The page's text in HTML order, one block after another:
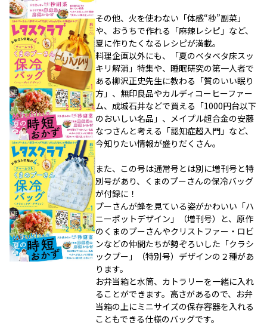
その他、火を使わない「体感“秒”副菜」
や、おうちで作れる「麻辣レシピ」など、
夏に作りたくなるレシピが満載。
料理企画以外にも、「夏のベタベタ床スッ
キリ解消」特集や、睡眠研究の第一人者で
ある柳沢正史先生に教わる「質のいい眠り
方」、無印良品やカルディコーヒーファー
ム、成城石井などで買える「1000円台以下
のおいしい名品」、メイプル超合金の安藤
なつさんと考える「認知症超入門」など、
今知りたい情報が盛りだくさん。
また、この号は通常号とは別に増刊号と特
別号があり、くまのプーさんの保冷バッグ
が付録に！
プーさんが蜂を見ている姿がかわいい「ハ
ニーポットデザイン」（増刊号）と、原作
のくまのプーさんやクリストファー・ロビ
ンなどの仲間たちが勢ぞろいした「クラシ
ックプー」（特別号）デザインの２種があ
ります。
お弁当箱と水筒、カトラリーを一緒に入れ
ることができます。高さがあるので、お弁
当箱の上にミニサイズの保存容器を入れる
こともできる仕様のバッグです。